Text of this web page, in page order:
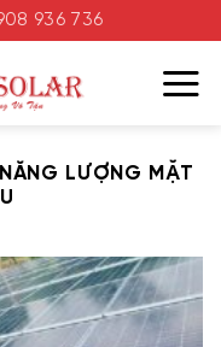
936 736
LƯỢNG MẶT